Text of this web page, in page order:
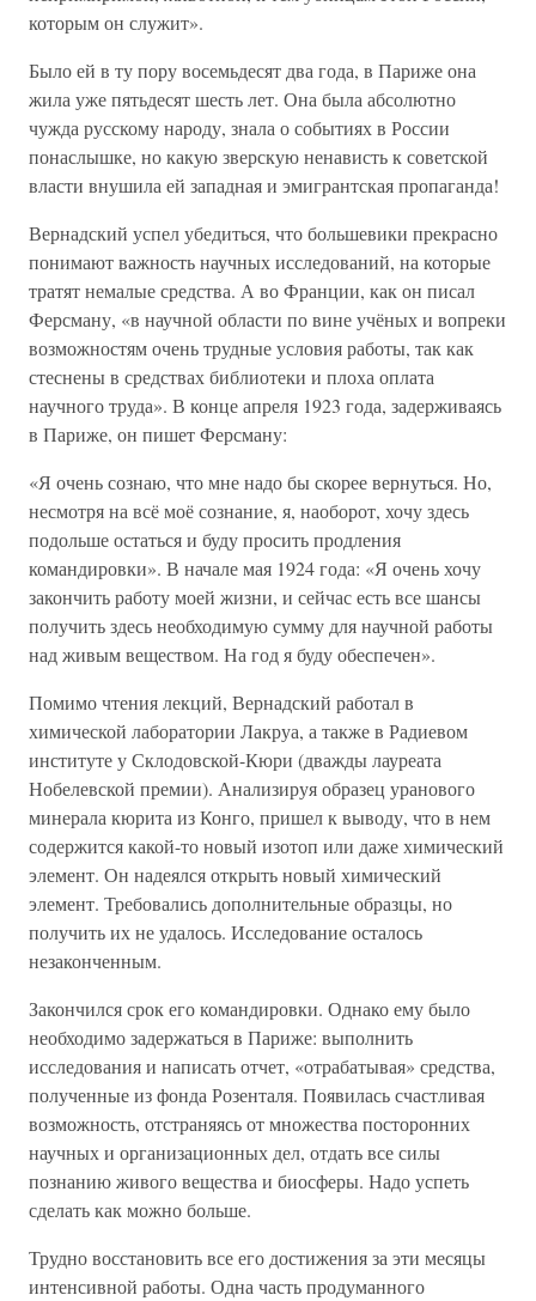
которым он служит».
Было ей в ту пору восемьдесят два года, в Париже она
жила уже пятьдесят шесть лет. Она была абсолютно
чужда русскому народу, знала о событиях в России
понаслышке, но какую зверскую ненависть к советской
власти внушила ей западная и эмигрантская пропаганда!
Вернадский успел убедиться, что большевики прекрасно
понимают важность научных исследований, на которые
тратят немалые средства. А во Франции, как он писал
Ферсману, «в научной области по вине учёных и вопреки
возможностям очень трудные условия работы, так как
стеснены в средствах библиотеки и плоха оплата
научного труда». В конце апреля 1923 года, задерживаясь
в Париже, он пишет Ферсману:
«Я очень сознаю, что мне надо бы скорее вернуться. Но,
несмотря на всё моё сознание, я, наоборот, хочу здесь
подольше остаться и буду просить продления
командировки». В начале мая 1924 года: «Я очень хочу
закончить работу моей жизни, и сейчас есть все шансы
получить здесь необходимую сумму для научной работы
над живым веществом. На год я буду обеспечен».
Помимо чтения лекций, Вернадский работал в
химической лаборатории Лакруа, а также в Радиевом
институте у Склодовской-Кюри (дважды лауреата
Нобелевской премии). Анализируя образец уранового
минерала кюрита из Конго, пришел к выводу, что в нем
содержится какой-то новый изотоп или даже химический
элемент. Он надеялся открыть новый химический
элемент. Требовались дополнительные образцы, но
получить их не удалось. Исследование осталось
незаконченным.
Закончился срок его командировки. Однако ему было
необходимо задержаться в Париже: выполнить
исследования и написать отчет, «отрабатывая» средства,
полученные из фонда Розенталя. Появилась счастливая
возможность, отстраняясь от множества посторонних
научных и организационных дел, отдать все силы
познанию живого вещества и биосферы. Надо успеть
сделать как можно больше.
Трудно восстановить все его достижения за эти месяцы
интенсивной работы. Одна часть продуманного